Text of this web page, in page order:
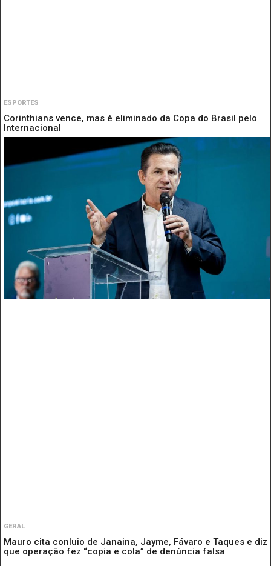
ESPORTES
Corinthians vence, mas é eliminado da Copa do Brasil pelo
Internacional
GERAL
Mauro cita conluio de Janaina, Jayme, Fávaro e Taques e diz
que operação fez “copia e cola” de denúncia falsa